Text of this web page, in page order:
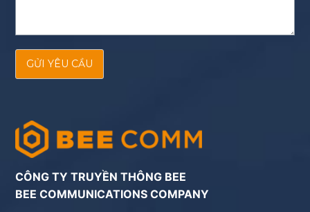
GỬI YÊU CẦU
CÔNG TY TRUYỀN THÔNG BEE
BEE COMMUNICATIONS COMPANY